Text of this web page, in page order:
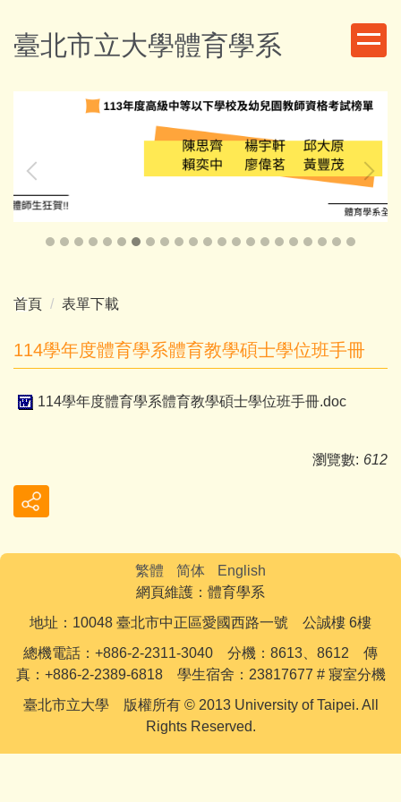
到
主
臺北市立大學體育學系
首頁 表單下載
114學年度體育學系體育教學碩士學位班手冊
114學年度體育學系體育教學碩士學位班手冊.doc
瀏覽數: 612
繁體 简体
English
網頁維護：體育學系
地址：10048 臺北市中正區愛國西路一號 公誠樓 6樓
總機電話：+886-2-2311-3040 分機：8613、8612 傳
真：+886-2-2389-6818 學生宿舍：23817677 # 寢室分機
臺北市立大學 版權所有 © 2013 University of Taipei. All
Rights Reserved.